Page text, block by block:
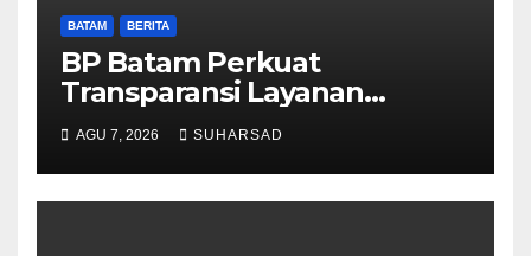
BATAM BERITA
BP Batam Perkuat
Transparansi Layanan
Pertanahan, Alokasi Tanah
Reguler Segera Hadir Melalui
LMS
AGU 7, 2026 SUHARSAD